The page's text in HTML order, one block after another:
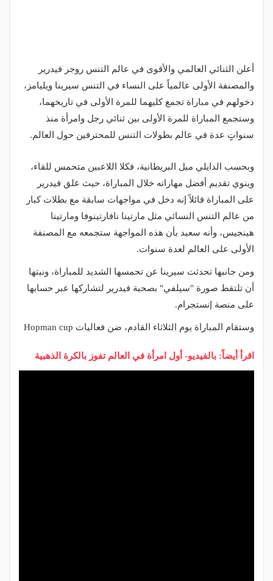
أعلن الثنائي العالمي والأقوى في عالم التنس روجر فيدرير
والمصنفة الأولى عالمياً على النساء في التنس سيرينا ويليامز،
دخولهم في مباراة تجمع كليهما للمرة الأولى في تاريخهما،
وستجمع المباراة للمرة الأولى بين ثنائي رجل وامرأة منذ
سنواتٍ عدة في عالم بطولات التنس للمحترفين حول العالم.
وبحسب الدايلي ميل البريطانية، فكلا اللاعبين متحمس للقاء،
وينوي تقديم أفضل مهاراته خلال المباراة، حيث علق فيدرير
على المباراة قائلاً إنه دخل في مواجهات سابقة مع بطلات كبار
من عالم التنس النسائي مثل مارتينا نافارتينوفا ومارتينا
هينجيس، وأنه سعيد بأن هذه المواجهة ستجمعه مع المصنفة
الأولى على العالم لعدة سنوات.
ومن جانبها تحدثت سيرينا عن تحمسها الشديد للمباراة، ونيتها
أن تلتقط صورة "سيلفي" بصحبة فيدرير لتشاركها عبر حسابها
على منصة إنستجرام.
وستقام المباراة يوم الثلاثاء القادم، ضن فعاليات Hopman cup
اقرأ أيضاً: بالفيديو- أول امرأة في العالم تفوز بالكرة الذهبية